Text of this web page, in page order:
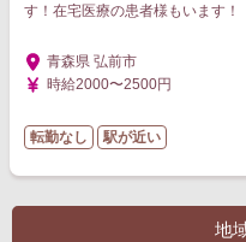
す！在宅医療の患者様もいます！
青森県 弘前市
時給2000〜2500円
転勤なし 駅が近い
地